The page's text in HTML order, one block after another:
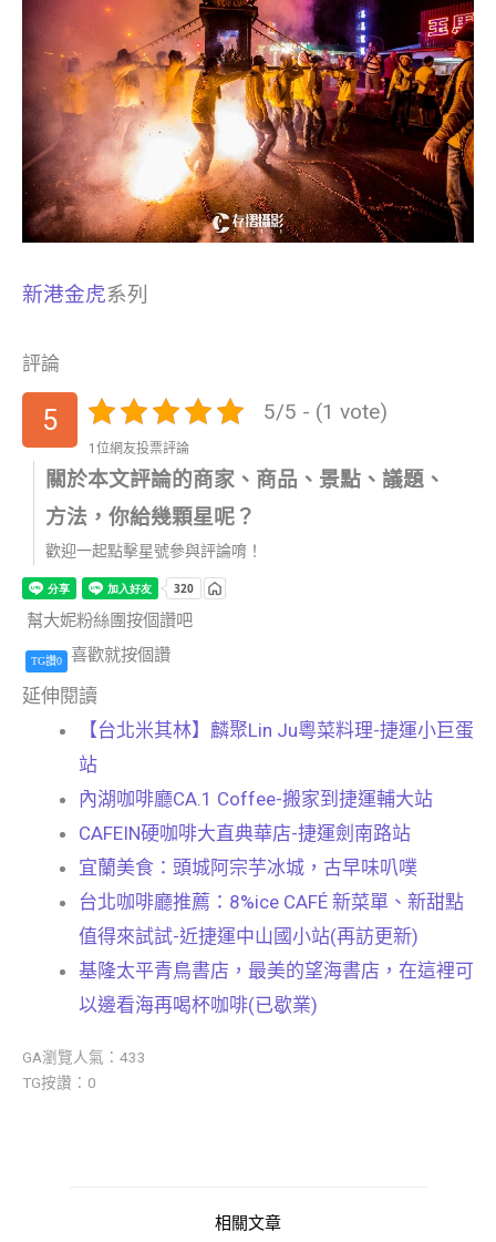
新港金虎系列
評論
5 5/5 - (1 vote)
1位網友投票評論
關於本文評論的商家、商品、景點、議題、
方法，你給幾顆星呢？
歡迎一起點擊星號參與評論唷！
幫大妮粉絲團按個讚吧
TG讚0 喜歡就按個讚
延伸閱讀
【台北米其林】麟聚Lin Ju粵菜料理-捷運小巨蛋
站
內湖咖啡廳CA.1 Coffee-搬家到捷運輔大站
CAFEIN硬咖啡大直典華店-捷運劍南路站
宜蘭美食：頭城阿宗芋冰城，古早味叭噗
台北咖啡廳推薦：8%ice CAFÉ 新菜單、新甜點
值得來試試-近捷運中山國小站(再訪更新)
基隆太平青鳥書店，最美的望海書店，在這裡可
以邊看海再喝杯咖啡(已歇業)
GA瀏覽人氣：433
TG按讚：0
相關文章